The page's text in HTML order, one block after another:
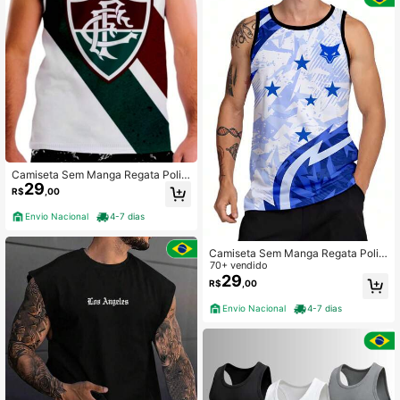
Camiseta Sem Manga Regata Polié
ster Fluminense Torcedor
R$29 ,00
Envio Nacional 4-7 dias
Camiseta Sem Manga Regata Polié
ster Cruzeiro 2
70+ vendido
R$29 ,00
Envio Nacional 4-7 dias